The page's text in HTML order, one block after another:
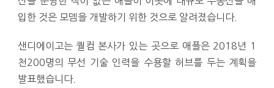
입한 것은 모뎀을 개발하기 위한 것으로 알려졌습니다.
샌디에이고는 퀄컴 본사가 있는 곳으로 애플은 2018년 1
천200명의 무선 기술 인력을 수용할 허브를 두는 계획을
발표했습니다.